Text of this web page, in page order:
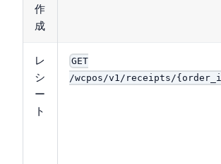
作
成
レ
シ
ー
ト
GET
/wcpos/v1/receipts/